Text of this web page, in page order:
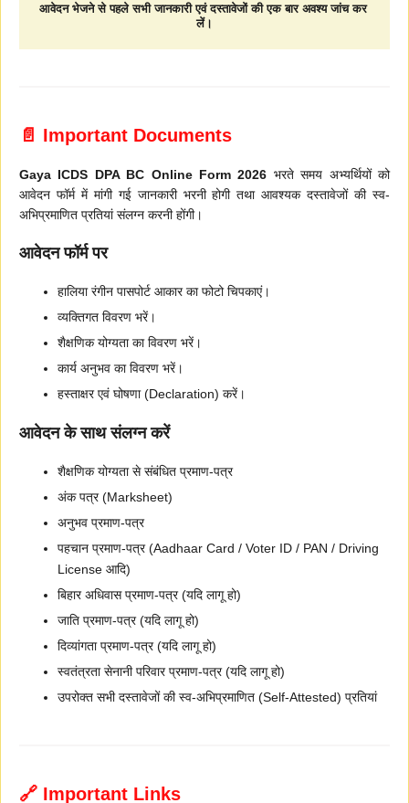
आवेदन भेजने से पहले सभी जानकारी एवं दस्तावेजों की एक बार अवश्य जांच कर
लें।
📄 Important Documents
Gaya ICDS DPA BC Online Form 2026 भरते समय अभ्यर्थियों को
आवेदन फॉर्म में मांगी गई जानकारी भरनी होगी तथा आवश्यक दस्तावेजों की स्व-
अभिप्रमाणित प्रतियां संलग्न करनी होंगी।
आवेदन फॉर्म पर
हालिया रंगीन पासपोर्ट आकार का फोटो चिपकाएं।
व्यक्तिगत विवरण भरें।
शैक्षणिक योग्यता का विवरण भरें।
कार्य अनुभव का विवरण भरें।
हस्ताक्षर एवं घोषणा (Declaration) करें।
आवेदन के साथ संलग्न करें
शैक्षणिक योग्यता से संबंधित प्रमाण-पत्र
अंक पत्र (Marksheet)
अनुभव प्रमाण-पत्र
पहचान प्रमाण-पत्र (Aadhaar Card / Voter ID / PAN / Driving
License आदि)
बिहार अधिवास प्रमाण-पत्र (यदि लागू हो)
जाति प्रमाण-पत्र (यदि लागू हो)
दिव्यांगता प्रमाण-पत्र (यदि लागू हो)
स्वतंत्रता सेनानी परिवार प्रमाण-पत्र (यदि लागू हो)
उपरोक्त सभी दस्तावेजों की स्व-अभिप्रमाणित (Self-Attested) प्रतियां
🔗 Important Links